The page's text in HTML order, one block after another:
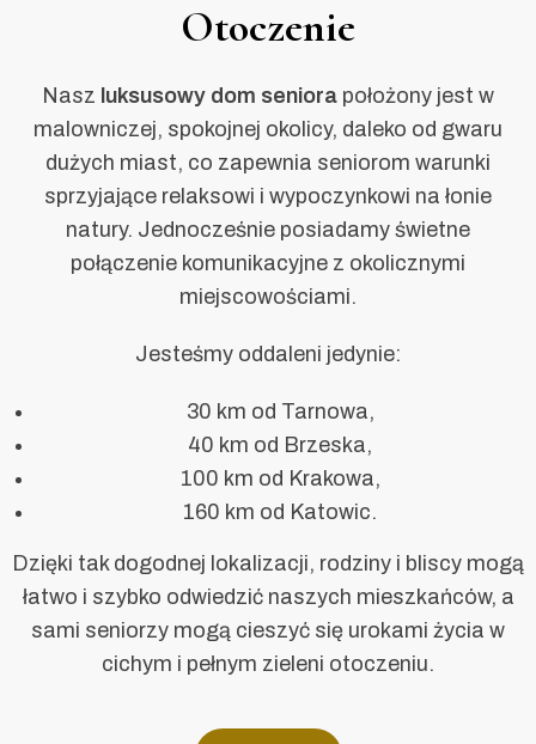
Otoczenie
Nasz luksusowy dom seniora położony jest w
malowniczej, spokojnej okolicy, daleko od gwaru
dużych miast, co zapewnia seniorom warunki
sprzyjające relaksowi i wypoczynkowi na łonie
natury. Jednocześnie posiadamy świetne
połączenie komunikacyjne z okolicznymi
miejscowościami.
Jesteśmy oddaleni jedynie:
30 km od Tarnowa,
40 km od Brzeska,
100 km od Krakowa,
160 km od Katowic.
Dzięki tak dogodnej lokalizacji, rodziny i bliscy mogą
łatwo i szybko odwiedzić naszych mieszkańców, a
sami seniorzy mogą cieszyć się urokami życia w
cichym i pełnym zieleni otoczeniu.